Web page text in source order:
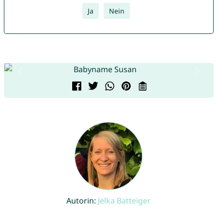
Ja Nein
Autorin: Jelka Batteiger